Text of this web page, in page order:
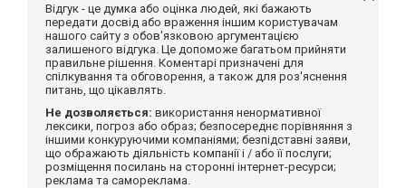
Відгук - це думка або оцінка людей, які бажають
передати досвід або враження іншим користувачам
нашого сайту з обов'язковою аргументацією
залишеного відгука. Це допоможе багатьом прийняти
правильне рішення. Коментарі призначені для
спілкування та обговорення, а також для роз'яснення
питань, що цікавлять.
Не дозволяється: використання ненормативної
лексики, погроз або образ; безпосереднє порівняння з
іншими конкуруючими компаніями; безпідставні заяви,
що ображають діяльність компанії і / або її послуги;
розміщення посилань на сторонні інтернет-ресурси;
реклама та самореклама.